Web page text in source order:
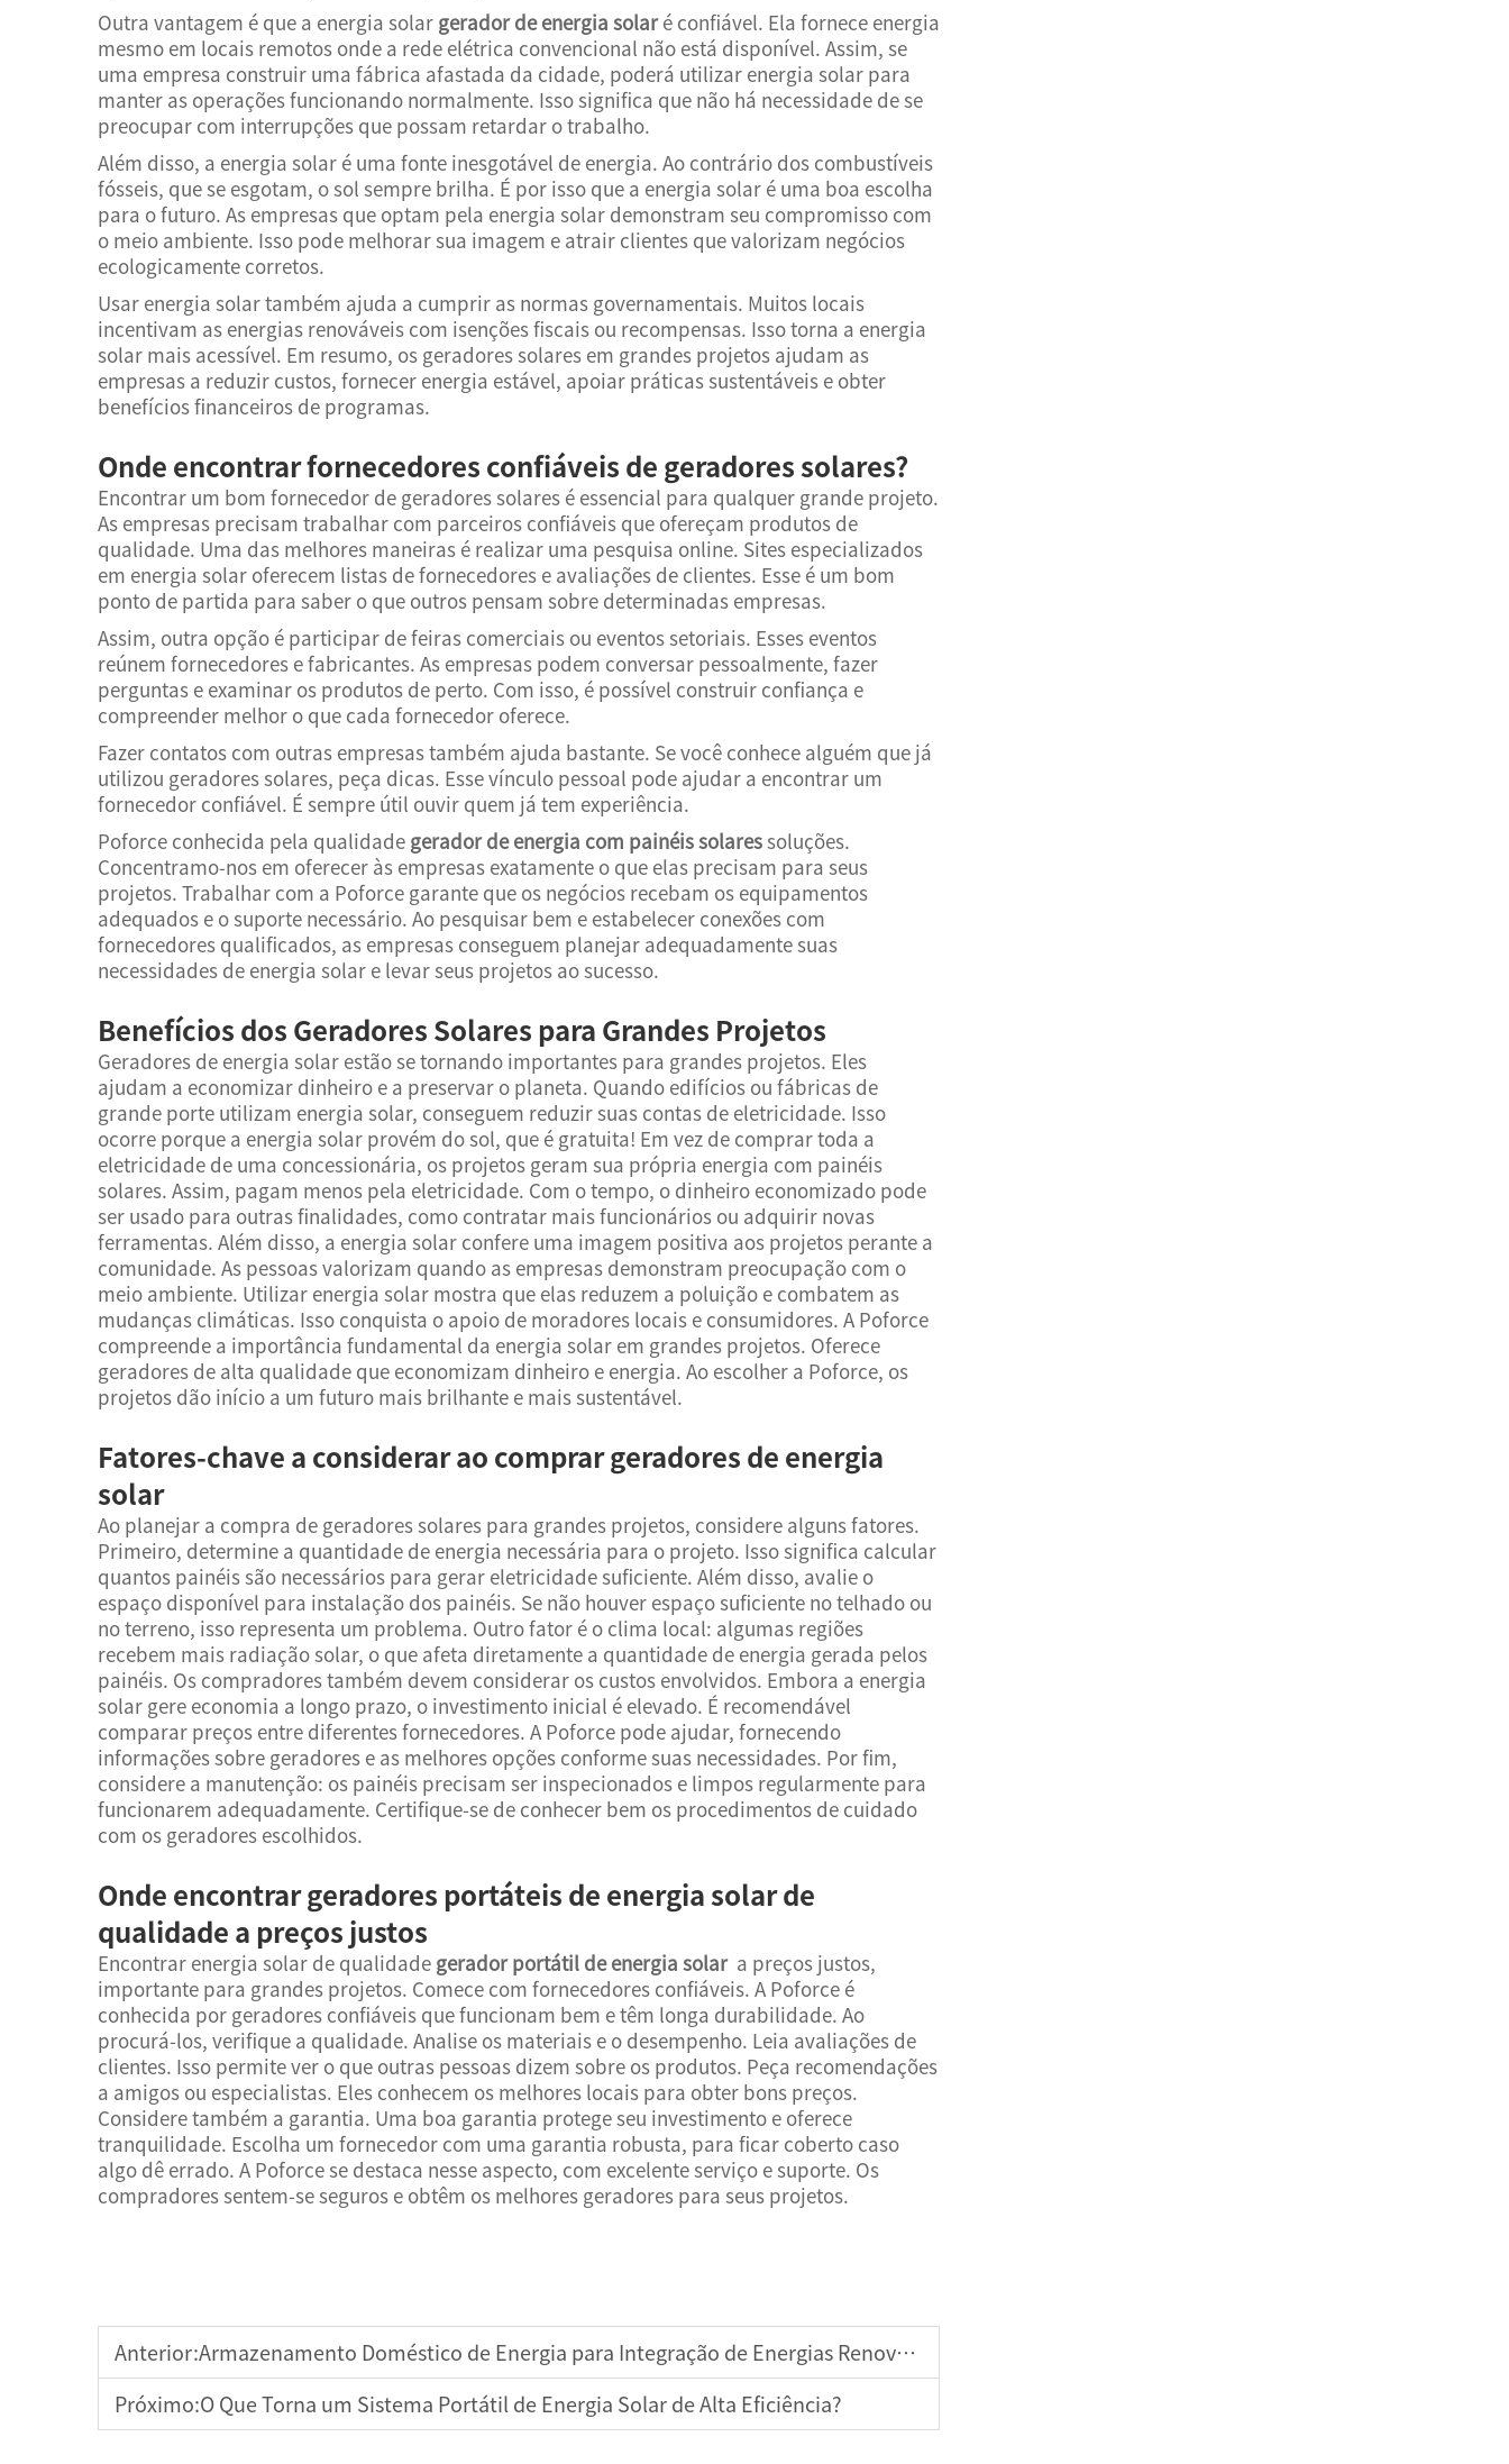
Outra vantagem é que a energia solar gerador de energia solaré confiável. Ela fornece energia
mesmo em locais remotos onde a rede elétrica convencional não está disponível. Assim, se
uma empresa construir uma fábrica afastada da cidade, poderá utilizar energia solar para
manter as operações funcionando normalmente. Isso significa que não há necessidade de se
preocupar com interrupções que possam retardar o trabalho.
Além disso, a energia solar é uma fonte inesgotável de energia. Ao contrário dos combustíveis
fósseis, que se esgotam, o sol sempre brilha. É por isso que a energia solar é uma boa escolha
para o futuro. As empresas que optam pela energia solar demonstram seu compromisso com
o meio ambiente. Isso pode melhorar sua imagem e atrair clientes que valorizam negócios
ecologicamente corretos.
Usar energia solar também ajuda a cumprir as normas governamentais. Muitos locais
incentivam as energias renováveis com isenções fiscais ou recompensas. Isso torna a energia
solar mais acessível. Em resumo, os geradores solares em grandes projetos ajudam as
empresas a reduzir custos, fornecer energia estável, apoiar práticas sustentáveis e obter
benefícios financeiros de programas.
Onde encontrar fornecedores confiáveis de geradores solares?
Encontrar um bom fornecedor de geradores solares é essencial para qualquer grande projeto.
As empresas precisam trabalhar com parceiros confiáveis que ofereçam produtos de
qualidade. Uma das melhores maneiras é realizar uma pesquisa online. Sites especializados
em energia solar oferecem listas de fornecedores e avaliações de clientes. Esse é um bom
ponto de partida para saber o que outros pensam sobre determinadas empresas.
Assim, outra opção é participar de feiras comerciais ou eventos setoriais. Esses eventos
reúnem fornecedores e fabricantes. As empresas podem conversar pessoalmente, fazer
perguntas e examinar os produtos de perto. Com isso, é possível construir confiança e
compreender melhor o que cada fornecedor oferece.
Fazer contatos com outras empresas também ajuda bastante. Se você conhece alguém que já
utilizou geradores solares, peça dicas. Esse vínculo pessoal pode ajudar a encontrar um
fornecedor confiável. É sempre útil ouvir quem já tem experiência.
Poforce conhecida pela qualidade gerador de energia com painéis solaressoluções.
Concentramo-nos em oferecer às empresas exatamente o que elas precisam para seus
projetos. Trabalhar com a Poforce garante que os negócios recebam os equipamentos
adequados e o suporte necessário. Ao pesquisar bem e estabelecer conexões com
fornecedores qualificados, as empresas conseguem planejar adequadamente suas
necessidades de energia solar e levar seus projetos ao sucesso.
Benefícios dos Geradores Solares para Grandes Projetos
Geradores de energia solar estão se tornando importantes para grandes projetos. Eles
ajudam a economizar dinheiro e a preservar o planeta. Quando edifícios ou fábricas de
grande porte utilizam energia solar, conseguem reduzir suas contas de eletricidade. Isso
ocorre porque a energia solar provém do sol, que é gratuita! Em vez de comprar toda a
eletricidade de uma concessionária, os projetos geram sua própria energia com painéis
solares. Assim, pagam menos pela eletricidade. Com o tempo, o dinheiro economizado pode
ser usado para outras finalidades, como contratar mais funcionários ou adquirir novas
ferramentas. Além disso, a energia solar confere uma imagem positiva aos projetos perante a
comunidade. As pessoas valorizam quando as empresas demonstram preocupação com o
meio ambiente. Utilizar energia solar mostra que elas reduzem a poluição e combatem as
mudanças climáticas. Isso conquista o apoio de moradores locais e consumidores. A Poforce
compreende a importância fundamental da energia solar em grandes projetos. Oferece
geradores de alta qualidade que economizam dinheiro e energia. Ao escolher a Poforce, os
projetos dão início a um futuro mais brilhante e mais sustentável.
Fatores-chave a considerar ao comprar geradores de energia
solar
Ao planejar a compra de geradores solares para grandes projetos, considere alguns fatores.
Primeiro, determine a quantidade de energia necessária para o projeto. Isso significa calcular
quantos painéis são necessários para gerar eletricidade suficiente. Além disso, avalie o
espaço disponível para instalação dos painéis. Se não houver espaço suficiente no telhado ou
no terreno, isso representa um problema. Outro fator é o clima local: algumas regiões
recebem mais radiação solar, o que afeta diretamente a quantidade de energia gerada pelos
painéis. Os compradores também devem considerar os custos envolvidos. Embora a energia
solar gere economia a longo prazo, o investimento inicial é elevado. É recomendável
comparar preços entre diferentes fornecedores. A Poforce pode ajudar, fornecendo
informações sobre geradores e as melhores opções conforme suas necessidades. Por fim,
considere a manutenção: os painéis precisam ser inspecionados e limpos regularmente para
funcionarem adequadamente. Certifique-se de conhecer bem os procedimentos de cuidado
com os geradores escolhidos.
Onde encontrar geradores portáteis de energia solar de
qualidade a preços justos
Encontrar energia solar de qualidade gerador portátil de energia solar a preços justos,
importante para grandes projetos. Comece com fornecedores confiáveis. A Poforce é
conhecida por geradores confiáveis que funcionam bem e têm longa durabilidade. Ao
procurá-los, verifique a qualidade. Analise os materiais e o desempenho. Leia avaliações de
clientes. Isso permite ver o que outras pessoas dizem sobre os produtos. Peça recomendações
a amigos ou especialistas. Eles conhecem os melhores locais para obter bons preços.
Considere também a garantia. Uma boa garantia protege seu investimento e oferece
tranquilidade. Escolha um fornecedor com uma garantia robusta, para ficar coberto caso
algo dê errado. A Poforce se destaca nesse aspecto, com excelente serviço e suporte. Os
compradores sentem-se seguros e obtêm os melhores geradores para seus projetos.
Anterior:Armazenamento Doméstico de Energia para Integração de Energias Renováveis
Próximo:O Que Torna um Sistema Portátil de Energia Solar de Alta Eficiência?